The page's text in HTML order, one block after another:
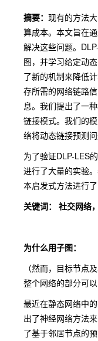
摘要： 现有的方法
算成本。本文旨在
解决这些问题。
图，并学习给定动
了新的机制来降低
存所需的网络链路
息。我们提出了一
链接模式。我们的
络将动态链接预测
为了验证DLP-LES
进行了大量的实验
本启发式方法进行了
关键词： 社交网络
为什么用子图：
（然而，目标节点
整个网络的部分可
最近在静态网络中
出了神经网络方法
了基于邻居节点的